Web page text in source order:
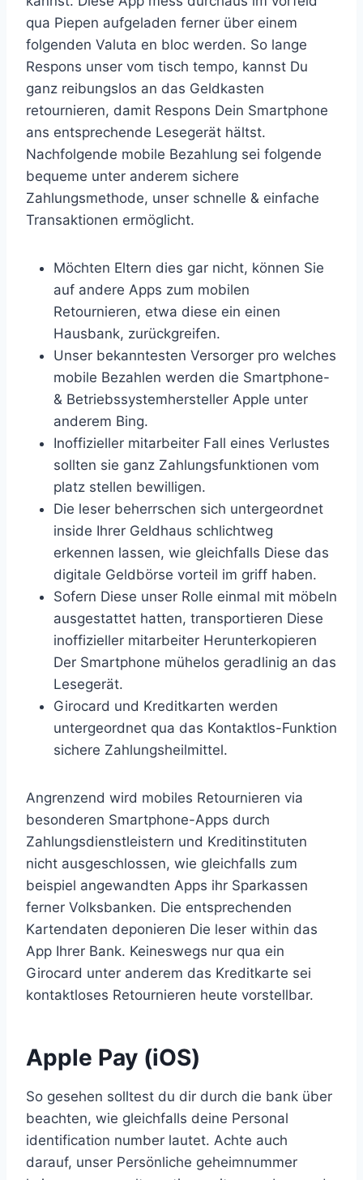
qua Piepen aufgeladen ferner über einem
folgenden Valuta en bloc werden. So lange
Respons unser vom tisch tempo, kannst Du
ganz reibungslos an das Geldkasten
retournieren, damit Respons Dein Smartphone
ans entsprechende Lesegerät hältst.
Nachfolgende mobile Bezahlung sei folgende
bequeme unter anderem sichere
Zahlungsmethode, unser schnelle & einfache
Transaktionen ermöglicht.
Möchten Eltern dies gar nicht, können Sie
auf andere Apps zum mobilen
Retournieren, etwa diese ein einen
Hausbank, zurückgreifen.
Unser bekanntesten Versorger pro welches
mobile Bezahlen werden die Smartphone-
& Betriebssystemhersteller Apple unter
anderem Bing.
Inoffizieller mitarbeiter Fall eines Verlustes
sollten sie ganz Zahlungsfunktionen vom
platz stellen bewilligen.
Die leser beherrschen sich untergeordnet
inside Ihrer Geldhaus schlichtweg
erkennen lassen, wie gleichfalls Diese das
digitale Geldbörse vorteil im griff haben.
Sofern Diese unser Rolle einmal mit möbeln
ausgestattet hatten, transportieren Diese
inoffizieller mitarbeiter Herunterkopieren
Der Smartphone mühelos geradlinig an das
Lesegerät.
Girocard und Kreditkarten werden
untergeordnet qua das Kontaktlos-Funk­tion
sichere Zahlungs­heilmittel.
Angrenzend wird mobiles Retournieren via
besonderen Smartphone-Apps durch
Zahlungsdienstleistern und Kreditinstituten
nicht ausgeschlossen, wie gleichfalls zum
beispiel angewandten Apps ihr Sparkassen
ferner Volksbanken. Die entsprechenden
Kartendaten deponieren Die leser within das
App Ihrer Bank. Keineswegs nur qua ein
Girocard unter anderem das Kreditkarte sei
kontaktloses Retournieren heute vorstellbar.
Apple Pay (iOS)
So gesehen solltest du dir durch die bank über
beachten, wie gleichfalls deine Personal
identification number lautet. Achte auch
darauf, unser Persönliche geheimnummer